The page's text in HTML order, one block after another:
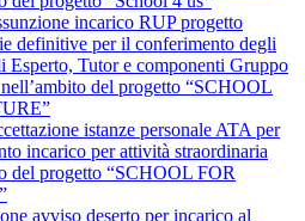
incarico RUP progetto
definitive per il conferimento degli
Esperto, Tutor e componenti Gruppo
del progetto “SCHOOL
istanze personale ATA per
incarico per attività straordinaria
del progetto “SCHOOL FOR
avviso deserto per incarico al